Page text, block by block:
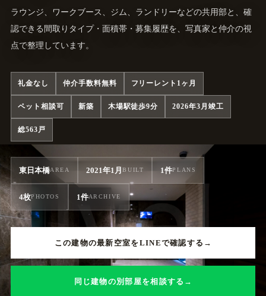
ラウンジ、ワークブース、ジム、ランドリーなどの共用部と、確
認できる間取りタイプ・面積帯・募集履歴を、写真家と仲介の視
点で整理しています。
礼金なし 仲介手数料無料 フリーレント1ヶ月
ペット相談可 新築 木場駅徒歩9分 2026年3月竣工
総563戸
東日本橋AREA 2021年1月BUILT 1件PLANS
4枚PHOTOS 1件ARCHIVE
この建物の最新空室をLINEで確認する
同じ建物の別部屋を相談する